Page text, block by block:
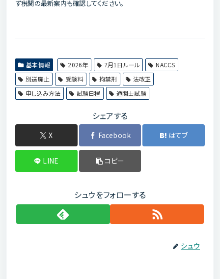
ず税関の最新案内も確認してください。
基本情報 2026年 7月1日ルール
NACCS
別送廃止
受験料 拘禁刑
法改正
申し込み方法
試験日程 通関士試験
シェアする
X Facebook はてブ
LINE コピー
シュウをフォローする
シュウ